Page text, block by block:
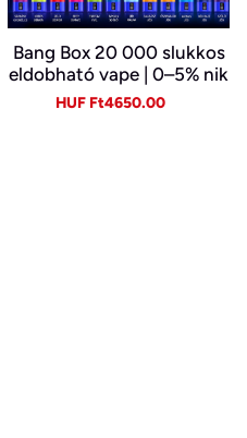
Bang Box 20 000 slukkos
eldobható vape | 0–5% nik
otin | újratölthető, Type-C
Sale
HUF Ft4650.00